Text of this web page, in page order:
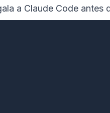
a Claude Code antes